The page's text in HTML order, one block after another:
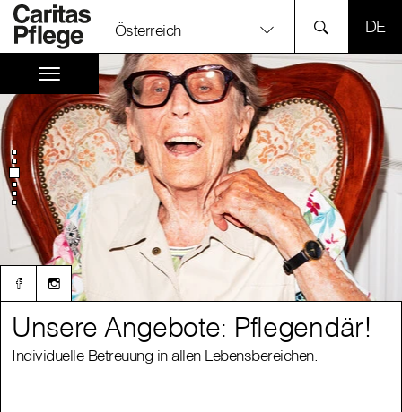
Österreich
Unsere Angebote: Pflegendär!
Individuelle Betreuung in allen Lebensbereichen.
Unsere Angebote: Pflegendär!
Individuelle Betreuung in allen Lebensbereichen.